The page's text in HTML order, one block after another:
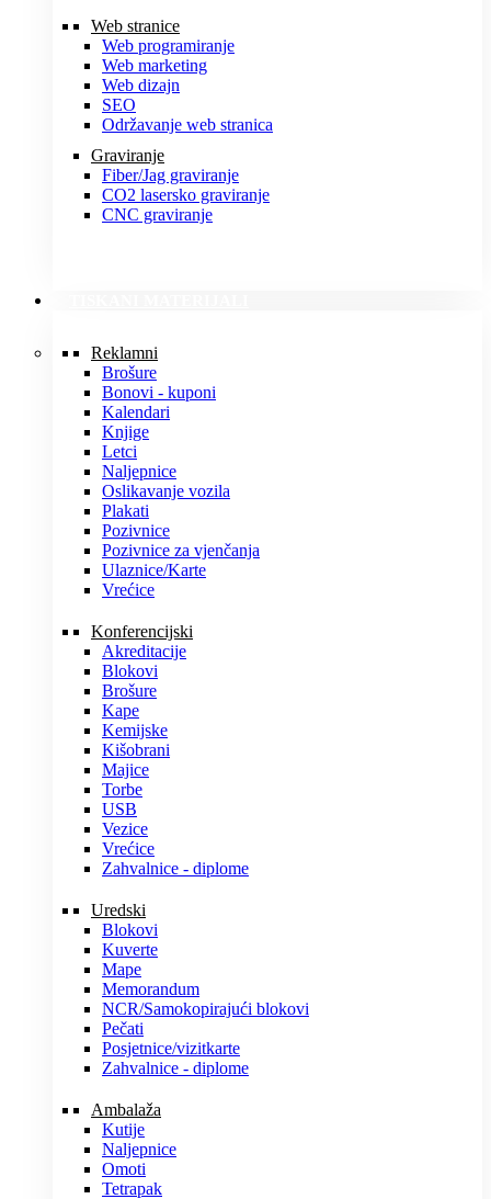
Web stranice
Web programiranje
Web marketing
Web dizajn
SEO
Održavanje web stranica
Graviranje
Fiber/Jag graviranje
CO2 lasersko graviranje
CNC graviranje
Reklamni
Brošure
Bonovi - kuponi
Kalendari
Knjige
Letci
Naljepnice
Oslikavanje vozila
Plakati
Pozivnice
Pozivnice za vjenčanja
Ulaznice/Karte
Vrećice
Konferencijski
Akreditacije
Blokovi
Brošure
Kape
Kemijske
Kišobrani
Majice
Torbe
USB
Vezice
Vrećice
Zahvalnice - diplome
Uredski
Blokovi
Kuverte
Mape
Memorandum
NCR/Samokopirajući blokovi
Pečati
Posjetnice/vizitkarte
Zahvalnice - diplome
Ambalaža
Kutije
Naljepnice
Omoti
Tetrapak